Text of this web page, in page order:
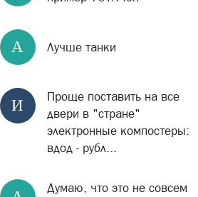
А Лучше танки
И
Проще поставить на все
двери в "стране"
электронные компостеры:
вдод - рубл...
Думаю, что это не совсем